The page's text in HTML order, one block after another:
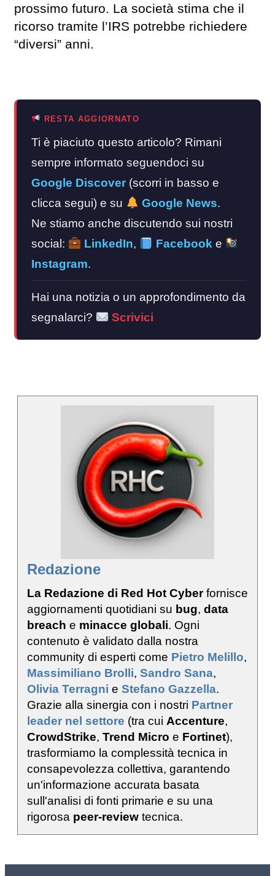
prossimo futuro. La società stima che il
ricorso tramite l’IRS potrebbe richiedere
“diversi” anni.
RESTA AGGIORNATO
Ti è piaciuto questo articolo? Rimani
sempre informato seguendoci su
Google Discover (scorri in basso e
clicca segui) e su
Google News.
Ne stiamo anche discutendo sui nostri
social:
LinkedIn, Facebook e
Instagram.
Hai una notizia o un approfondimento da
segnalarci?
Scrivici
Redazione
La Redazione di Red Hot Cyberfornisce
aggiornamenti quotidiani su bug, data
breach e minacce globali. Ogni
contenuto è validato dalla nostra
community di esperti come Pietro Melillo,
Massimiliano Brolli, Sandro Sana,
Olivia Terragni e Stefano Gazzella.
Grazie alla sinergia con i nostri Partner
leader nel settore (tra cui Accenture,
CrowdStrike, Trend Micro e Fortinet),
trasformiamo la complessità tecnica in
consapevolezza collettiva, garantendo
un'informazione accurata basata
sull'analisi di fonti primarie e su una
rigorosa peer-review tecnica.